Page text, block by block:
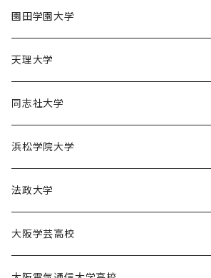
近畿大学体育会バスケットボール部
園田学園大学
園田学園大学ソフトボール部
園田学園大学陸上競技部
園田学園大学バスケットボール部
天理大学
天理大学男子バスケットボール部
天理大学女子バスケットボール部
天理大学男子バレーボール部
天理大学女子ハンドボール部
同志社大学
同志社大学体育会バスケットボール部
同志社大学体育会サッカー部
浜松学院大学
浜松学院大学男子バスケットボール部
法政大学
法政大学バスケットボール部
大阪学芸高校